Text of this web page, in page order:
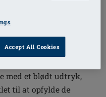
1/2
med et blødt udtryk,
til at opfylde de
Accept All Cookies